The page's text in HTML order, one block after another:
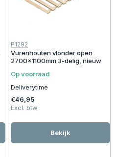
P1292
Vurenhouten vlonder open
2700x1100mm 3-delig, nieuw
Op voorraad
Deliverytime
€46,95
Excl. btw
Bekijk